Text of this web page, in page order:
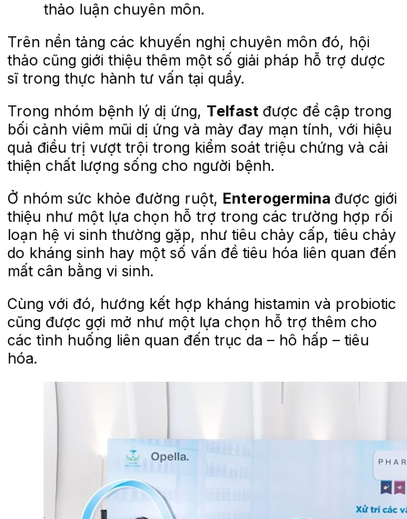
thảo luận chuyên môn.
Trên nền tảng các khuyến nghị chuyên môn đó, hội
thảo cũng giới thiệu thêm một số giải pháp hỗ trợ dược
sĩ trong thực hành tư vấn tại quầy.
Trong nhóm bệnh lý dị ứng, Telfast được đề cập trong
bối cảnh viêm mũi dị ứng và mày đay mạn tính, với hiệu
quả điều trị vượt trội trong kiểm soát triệu chứng và cải
thiện chất lượng sống cho người bệnh.
Ở nhóm sức khỏe đường ruột, Enterogermina được giới
thiệu như một lựa chọn hỗ trợ trong các trường hợp rối
loạn hệ vi sinh thường gặp, như tiêu chảy cấp, tiêu chảy
do kháng sinh hay một số vấn đề tiêu hóa liên quan đến
mất cân bằng vi sinh.
Cùng với đó, hướng kết hợp kháng histamin và probiotic
cũng được gợi mở như một lựa chọn hỗ trợ thêm cho
các tình huống liên quan đến trục da – hô hấp – tiêu
hóa.